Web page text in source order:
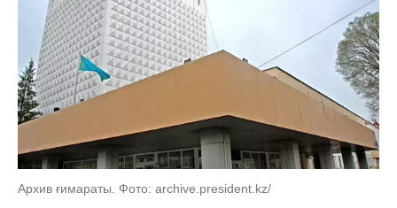
Архив ғимараты. Фото: archive.president.kz/